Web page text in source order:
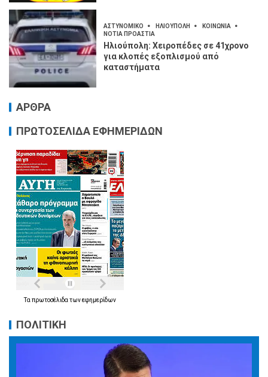
ΑΣΤΥΝΟΜΙΚΟ ΗΛΙΟΥΠΟΛΗ
ΚΟΙΝΩΝΙΑ
ΝΟΤΙΑ ΠΡΟΑΣΤΙΑ
Ηλιούπολη: Χειροπέδες σε 41χρονο
για κλοπές εξοπλισμού από
καταστήματα
ΑΡΘΡΑ
ΠΡΩΤΟΣΕΛΙΔΑ ΕΦΗΜΕΡΙΔΩΝ
Τα πρωτοσέλιδα τωνεφημερίδων
ΠΟΛΙΤΙΚΗ